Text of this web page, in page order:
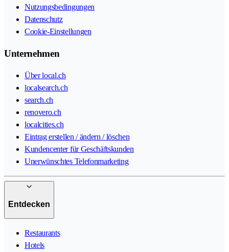
Nutzungsbedingungen
Datenschutz
Cookie-Einstellungen
Unternehmen
Über local.ch
localsearch.ch
search.ch
renovero.ch
localcities.ch
Eintrag erstellen / ändern / löschen
Kundencenter für Geschäftskunden
Unerwünschtes Telefonmarketing
Entdecken
Restaurants
Hotels